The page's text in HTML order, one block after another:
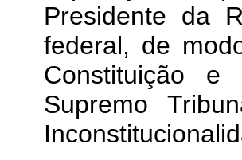
Presidente da
federal, de
Constituição e
Supremo